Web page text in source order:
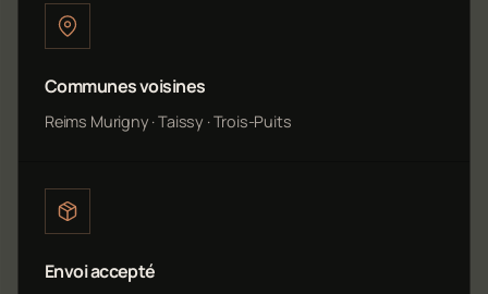
Communes voisines
Reims Murigny · Taissy · Trois-Puits
Envoi accepté